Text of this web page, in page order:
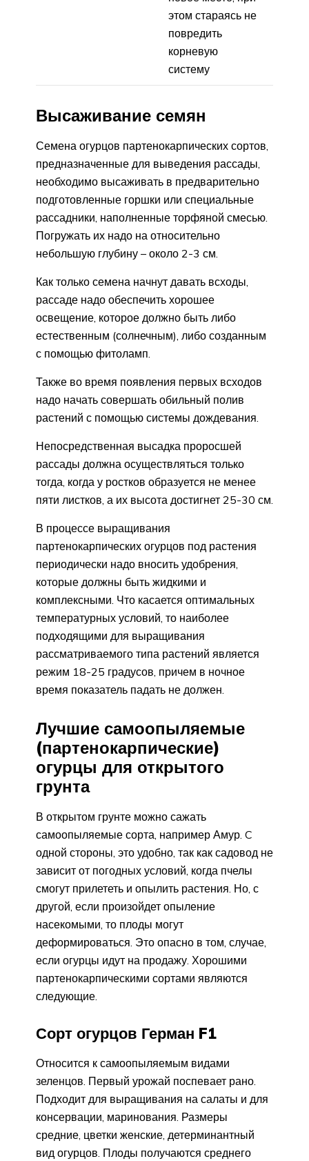
этом стараясь не
повредить
корневую
систему
Высаживание семян
Семена огурцов партенокарпических сортов,
предназначенные для выведения рассады,
необходимо высаживать в предварительно
подготовленные горшки или специальные
рассадники, наполненные торфяной смесью.
Погружать их надо на относительно
небольшую глубину – около 2-3 см.
Как только семена начнут давать всходы,
рассаде надо обеспечить хорошее
освещение, которое должно быть либо
естественным (солнечным), либо созданным
с помощью фитоламп.
Также во время появления первых всходов
надо начать совершать обильный полив
растений с помощью системы дождевания.
Непосредственная высадка проросшей
рассады должна осуществляться только
тогда, когда у ростков образуется не менее
пяти листков, а их высота достигнет 25-30 см.
В процессе выращивания
партенокарпических огурцов под растения
периодически надо вносить удобрения,
которые должны быть жидкими и
комплексными. Что касается оптимальных
температурных условий, то наиболее
подходящими для выращивания
рассматриваемого типа растений является
режим 18-25 градусов, причем в ночное
время показатель падать не должен.
Лучшие самоопыляемые
(партенокарпические)
огурцы для открытого
грунта
В открытом грунте можно сажать
самоопыляемые сорта, например Амур. C
одной стороны, это удобно, так как садовод не
зависит от погодных условий, когда пчелы
смогут прилететь и опылить растения. Но, с
другой, если произойдет опыление
насекомыми, то плоды могут
деформироваться. Это опасно в том, случае,
если огурцы идут на продажу. Хорошими
партенокарпическими сортами являются
следующие.
Сорт огурцов Герман F1
Относится к самоопыляемым видами
зеленцов. Первый урожай поспевает рано.
Подходит для выращивания на салаты и для
консервации, маринования. Размеры
средние, цветки женские, детерминантный
вид огурцов. Плоды получаются среднего